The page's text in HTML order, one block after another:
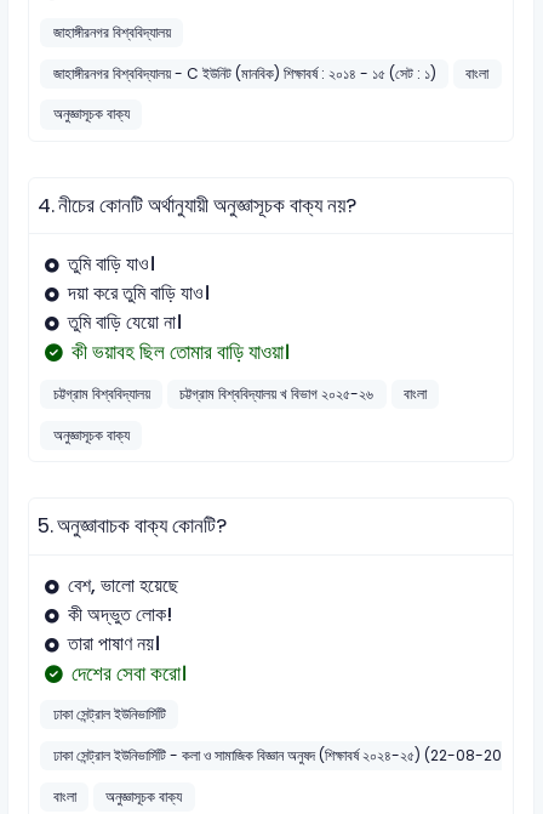
জাহাঙ্গীরনগর বিশ্ববিদ্যালয়
জাহাঙ্গীরনগর বিশ্ববিদ্যালয় - C ইউনিট (মানবিক) শিক্ষাবর্ষ : ২০১৪ - ১৫ (সেট : ১)
বাংলা
অনুজ্ঞাসূচক বাক্য
4.নীচের কোনটি অর্থানুযায়ী অনুজ্ঞাসূচক বাক্য নয়?
তুমি বাড়ি যাও।
দয়া করে তুমি বাড়ি যাও।
তুমি বাড়ি যেয়ো না।
কী ভয়াবহ ছিল তোমার বাড়ি যাওয়া।
চট্টগ্রাম বিশ্ববিদ্যালয় চট্টগ্রাম বিশ্ববিদ্যালয় খ বিভাগ ২০২৫-২৬
বাংলা
অনুজ্ঞাসূচক বাক্য
5.অনুজ্ঞাবাচক বাক্য কোনটি?
বেশ, ভালো হয়েছে
কী অদ্ভুত লোক!
তারা পাষাণ নয়।
দেশের সেবা করো।
ঢাকা সেন্ট্রাল ইউনিভার্সিটি
ঢাকা সেন্ট্রাল ইউনিভার্সিটি - কলা ও সামাজিক বিজ্ঞান অনুষদ (শিক্ষাবর্ষ ২০২৪-২৫) (22-08-2025)
বাংলা
অনুজ্ঞাসূচক বাক্য